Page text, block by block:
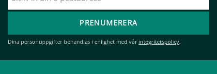
PRENUMERERA
Dina personuppgifter behandlas i enlighet med vår integritetspolicy.